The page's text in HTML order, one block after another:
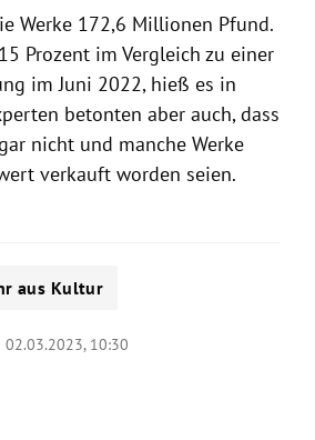
Werke 172,6 Millionen Pfund.
Prozent im Vergleich zu einer
im Juni 2022, hieß es in
betonten aber auch, dass
nicht und manche Werke
verkauft worden seien.
aus Kultur
02.03.2023, 10:30